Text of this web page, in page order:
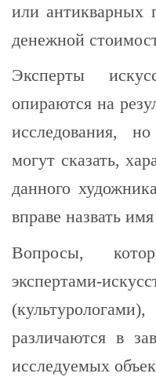
или антикварных
денежной
Эксперты
опираются на
исследования,
могут сказать,
данного
вправе назвать
Вопросы,
экспертами-
различаются в
исследуемых